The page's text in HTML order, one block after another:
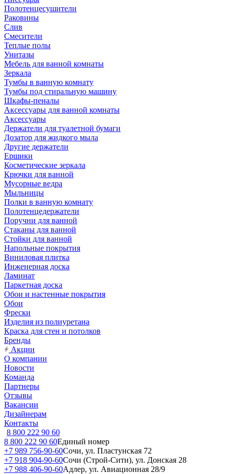
Полотенцесушители
Раковины
Слив
Смесители
Теплые полы
Унитазы
Мебель для ванной комнаты
Зеркала
Тумбы в ванную комнату
Тумбы под стиральную машину
Шкафы-пеналы
Аксессуары для ванной комнаты
Аксессуары
Держатели для туалетной бумаги
Дозатор для жидкого мыла
Другие держатели
Ершики
Косметические зеркала
Крючки для ванной
Мусорные ведра
Мыльницы
Полки в ванную комнату
Полотенцедержатели
Поручни для ванной
Стаканы для ванной
Стойки для ванной
Напольные покрытия
Виниловая плитка
Инженерная доска
Ламинат
Паркетная доска
Обои и настенные покрытия
Обои
Фрески
Изделия из полиуретана
Краска для стен и потолков
Бренды
Акции
О компании
Новости
Команда
Партнеры
Отзывы
Вакансии
Дизайнерам
Контакты
8 800 222 90 60
8 800 222 90 60Единый номер
+7 989 756-90-60Сочи, ул. Пластунская 72
+7 918 904-90-60Сочи (Строй-Сити), ул. Донская 28
+7 988 406-90-60Адлер, ул. Авиационная 28/9